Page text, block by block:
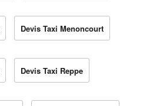
Devis Taxi Menoncourt
Devis Taxi Reppe